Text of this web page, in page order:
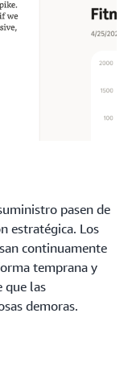
pasen de
estratégica. Los
continuamente
temprana y
que las
demoras.